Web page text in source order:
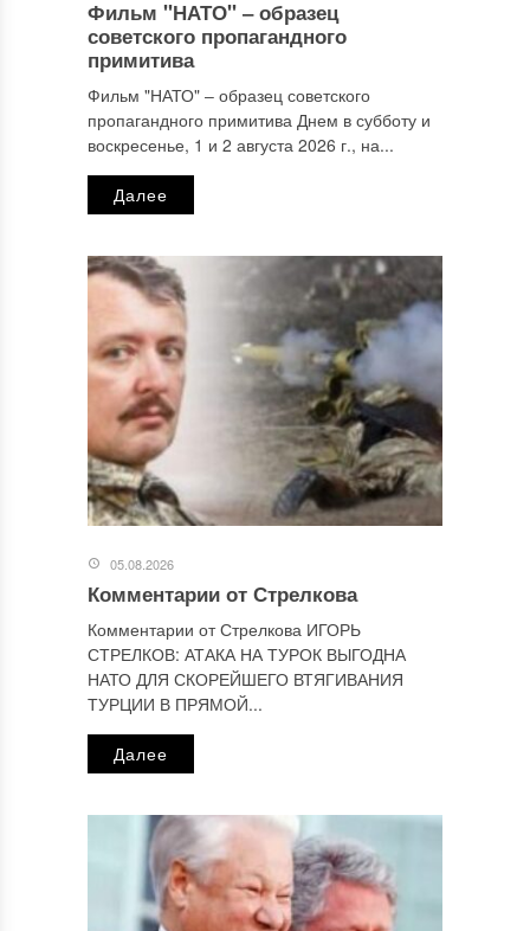
Этот сайт использует Akismet для борьбы со спамом.
Узнайте, как обрабатываются ваши данные комментариев
персональных данных.
Фильм "НАТО" ‒ образец
советского пропагандного
примитива
Фильм "НАТО" ‒ образец советского
пропагандного примитива Днем в субботу и
воскресенье, 1 и 2 августа 2026 г., на...
Далее
05.08.2026
Комментарии от Стрелкова
Комментарии от Стрелкова ИГОРЬ
СТРЕЛКОВ: АТАКА НА ТУРОК ВЫГОДНА
НАТО ДЛЯ СКОРЕЙШЕГО ВТЯГИВАНИЯ
ТУРЦИИ В ПРЯМОЙ...
Далее